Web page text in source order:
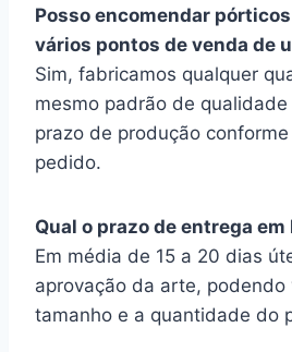
Posso encomendar
vários pontos de venda de
Sim, fabricamos qualquer
mesmo padrão de
prazo de produção
pedido.
Qual o prazo de entrega em
Em média de 15 a 20 dias
aprovação da arte, podendo
tamanho e a quantidade do